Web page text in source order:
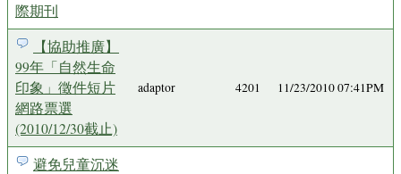
際期刊
【協助推廣】
99年「自然生命
印象」徵件短片
網路票選
(2010/12/30截止)
adaptor 4201 11/23/2010 07:41PM
避免兒童沉迷